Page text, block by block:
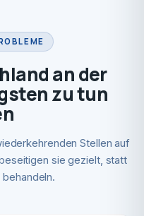
an der
zu tun
Stellen auf
sie gezielt, statt